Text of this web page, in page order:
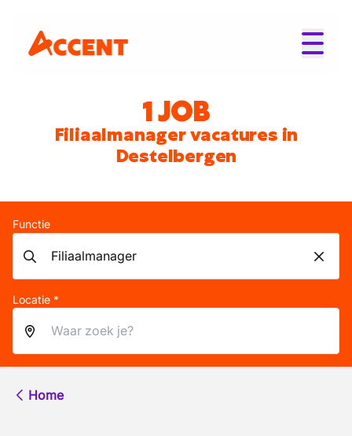
1 JOB
Filiaalmanager vacatures in
Destelbergen
Functie
Locatie *
Home